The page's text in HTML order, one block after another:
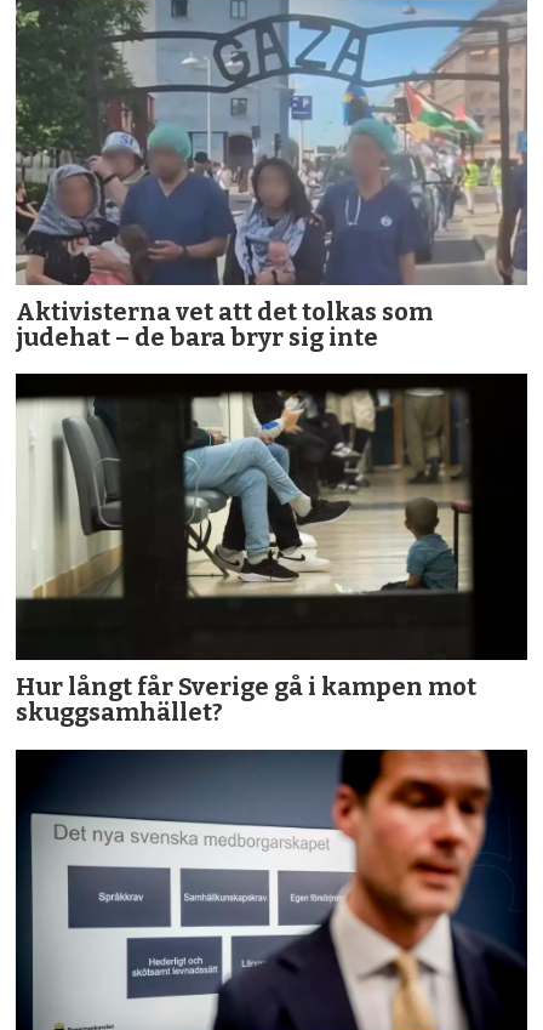
Aktivisterna vet att det tolkas som
judehat – de bara bryr sig inte
Hur långt får Sverige gå i kampen mot
skuggsamhället?